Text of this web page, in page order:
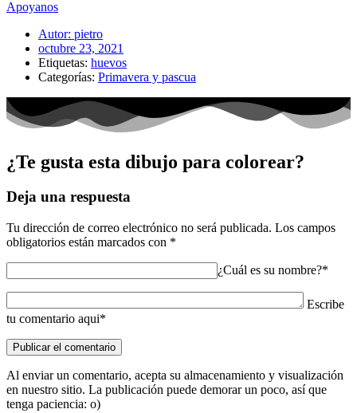
Apoyanos
Autor: pietro
octubre 23, 2021
Etiquetas: huevos
Categorías: Primavera y pascua
¿Te gusta esta dibujo para colorear?
Deja una respuesta
Tu dirección de correo electrónico no será publicada. Los campos
obligatorios están marcados con *
¿Cuál es su nombre?*
Escribe
tu comentario aqui*
Al enviar un comentario, acepta su almacenamiento y visualización
en nuestro sitio. La publicación puede demorar un poco, así que
tenga paciencia: o)